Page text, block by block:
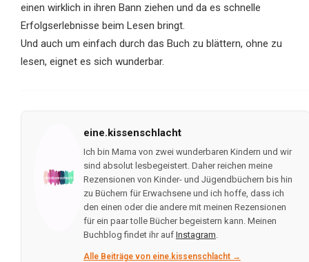
einen wirklich in ihren Bann ziehen und da es schnelle
Erfolgserlebnisse beim Lesen bringt.
Und auch um einfach durch das Buch zu blättern, ohne zu
lesen, eignet es sich wunderbar.
eine.kissenschlacht
Ich bin Mama von zwei wunderbaren Kindern und wir
sind absolut lesbegeistert. Daher reichen meine
Rezensionen von Kinder- und Jügendbüchern bis hin
zu Büchern für Erwachsene und ich hoffe, dass ich
den einen oder die andere mit meinen Rezensionen
für ein paar tolle Bücher begeistern kann. Meinen
Buchblog findet ihr auf Instagram
Alle Beiträge von eine.kissenschlacht →